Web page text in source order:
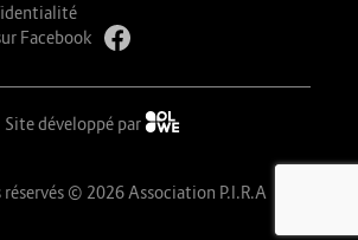
Facebook
Site développé par
© 2026 Association P.I.R.A